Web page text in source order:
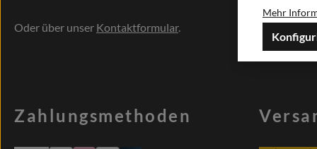
Oder über unser Kontaktformular.
Zahlungsmethoden
Mehr